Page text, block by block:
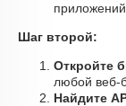
Шаг второй:
Откройте
любой веб-
Найдите